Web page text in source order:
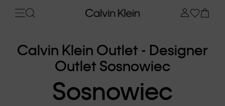
Calvin Klein Outlet - Designer
Outlet Sosnowiec
Sosnowiec